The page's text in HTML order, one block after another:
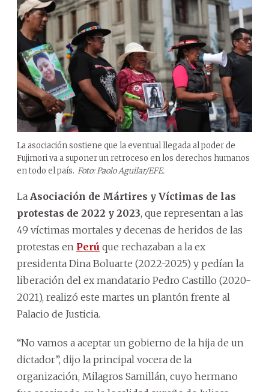
La asociación sostiene que la eventual llegada al poder de
Fujimori va a suponer un retroceso en los derechos humanos
en todo el país. Foto: Paolo Aguilar/EFE.
La Asociación de Mártires y Víctimas de las
protestas de 2022 y 2023, que representan a las
49 víctimas mortales y decenas de heridos de las
protestas en Perú que rechazaban a la ex
presidenta Dina Boluarte (2022-2025) y pedían la
liberación del ex mandatario Pedro Castillo (2020-
2021), realizó este martes un plantón frente al
Palacio de Justicia.
“No vamos a aceptar un gobierno de la hija de un
dictador”, dijo la principal vocera de la
organización, Milagros Samillán, cuyo hermano